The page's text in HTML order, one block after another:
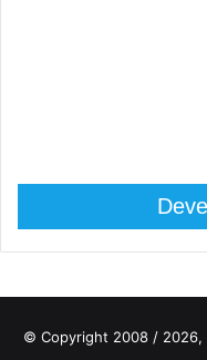
© Copyright 2008 / 2026,